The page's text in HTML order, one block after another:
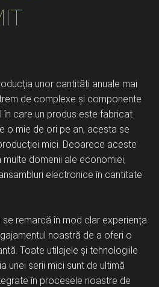
unor cantități anuale mai
de complexe și componente
în care un produs este fabricat
o mie de ori pe an, acesta se
mici. Deoarece aceste
domenii ale economiei,
electronice în cantitate
remarcă în mod clar experiența
noastră de a oferi o
Toate utilajele și tehnologiile
unei serii mici sunt de ultimă
în procesele noastre de